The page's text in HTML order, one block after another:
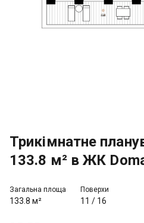
Трикімнатне
133.8 м² в ЖК
Загальна площа
133.8 м²
Поверхи
11 / 16